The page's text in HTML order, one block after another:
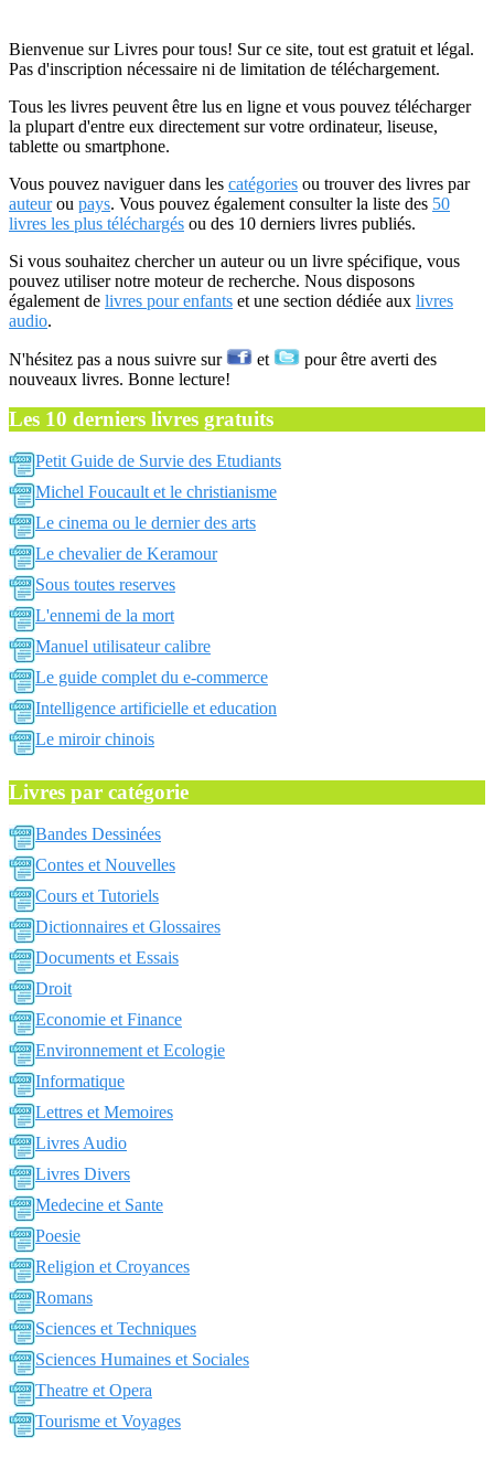
Bienvenue sur Livres pour tous! Sur ce site, tout est gratuit et légal.
Pas d'inscription nécessaire ni de limitation de téléchargement.
Tous les livres peuvent être lus en ligne et vous pouvez télécharger
la plupart d'entre eux directement sur votre ordinateur, liseuse,
tablette ou smartphone.
Vous pouvez naviguer dans les catégories ou trouver des livres par
auteurou pays. Vous pouvez également consulter la liste des 50
livres les plus téléchargés ou des 10 derniers livres publiés.
Si vous souhaitez chercher un auteur ou un livre spécifique, vous
pouvez utiliser notre moteur de recherche. Nous disposons
également de livres pour enfants et une section dédiée aux livres
audio.
N'hésitez pas a nous suivre sur et
pour être averti des
nouveaux livres. Bonne lecture!
Les 10 derniers livres gratuits
Petit Guide de Survie des Etudiants
Michel Foucault et le christianisme
Le cinema ou le dernier des arts
Le chevalier de Keramour
Sous toutes reserves
L'ennemi de la mort
Manuel utilisateur calibre
Le guide complet du e-commerce
Intelligence artificielle et education
Le miroir chinois
Livres par catégorie
Bandes Dessinées
Contes et Nouvelles
Cours et Tutoriels
Dictionnaires et Glossaires
Documents et Essais
Droit
Economie et Finance
Environnement et Ecologie
Informatique
Lettres et Memoires
Livres Audio
Livres Divers
Medecine et Sante
Poesie
Religion et Croyances
Romans
Sciences et Techniques
Sciences Humaines et Sociales
Theatre et Opera
Tourisme et Voyages